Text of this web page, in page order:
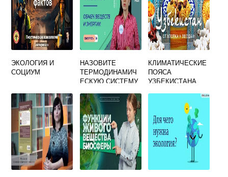
ЭКОЛОГИЯ И
СОЦИУМ
НАЗОВИТЕ
ТЕРМОДИНАМИЧ
ЕСКУЮ СИСТЕМУ
ВОЗМОЖЕН
ОБМЕН ВЕЩЕСТВ
И ЭНЕРГИИ С
ОКРУЖАЮЩЕЙ
СРЕДОЙ
КЛИМАТИЧЕСКИЕ
ПОЯСА
УЗБЕКИСТАНА